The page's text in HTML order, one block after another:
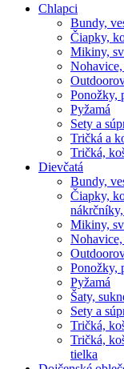
Chlapci
Bundy,
Čiapky,
Mikiny,
Ponožky,
Pyžamá
Sety a
Tričká a
Tričká,
Dievčatá
Bundy,
Čiapky,
Mikiny,
Ponožky,
Pyžamá
Šaty,
Sety a
Tričká,
Tričká,
tielka